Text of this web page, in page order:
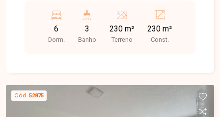
principais avenidas. A localização privilegiada
oferece excelente visibilidade e proximidade
com bancos, cartórios, órgãos públicos,
destaque. Imóvel comercial composto por
recepção de alto padrão com sanca de gesso,
balcão de atendimento planejado e painel para TV,
6
Dorm.
3
Banho
230 m²
Terreno
230 m²
Const.
Cód. 52875